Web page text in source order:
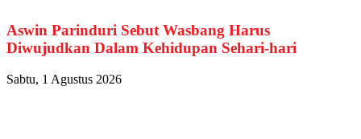
Aswin Parinduri Sebut Wasbang Harus
Diwujudkan Dalam Kehidupan Sehari-hari
Sabtu, 1 Agustus 2026